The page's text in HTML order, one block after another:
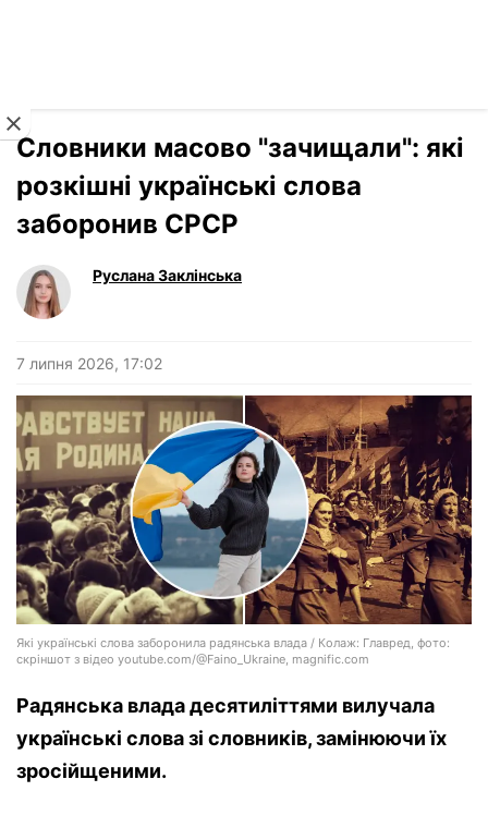
Словники масово "зачищали": які
розкішні українські слова
заборонив СРСР
Руслана Заклінська
7 липня 2026, 17:02
Які українські слова заборонила радянська влада / Колаж: Главред, фото:
скріншот з відео youtube.com/@Faino_Ukraine, magnific.com
Радянська влада десятиліттями вилучала
українські слова зі словників, замінюючи їх
зросійщеними.